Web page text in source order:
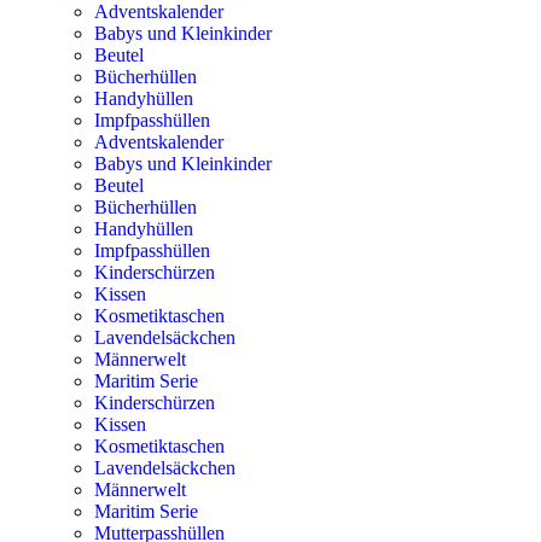
Adventskalender
Babys und Kleinkinder
Beutel
Bücherhüllen
Handyhüllen
Impfpasshüllen
Adventskalender
Babys und Kleinkinder
Beutel
Bücherhüllen
Handyhüllen
Impfpasshüllen
Kinderschürzen
Kissen
Kosmetiktaschen
Lavendelsäckchen
Männerwelt
Maritim Serie
Kinderschürzen
Kissen
Kosmetiktaschen
Lavendelsäckchen
Männerwelt
Maritim Serie
Mutterpasshüllen